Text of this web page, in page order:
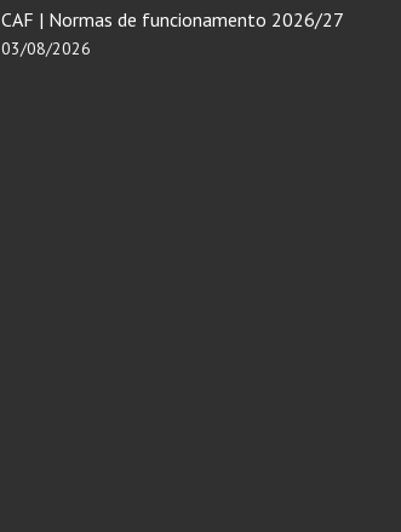
CAF | Normas de funcionamento 2026/27
03/08/2026